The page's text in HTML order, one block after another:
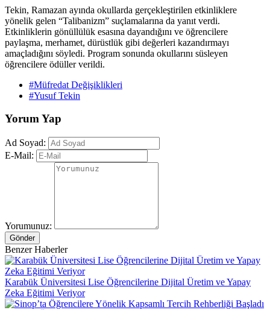
Tekin, Ramazan ayında okullarda gerçekleştirilen etkinliklere
yönelik gelen “Talibanizm” suçlamalarına da yanıt verdi.
Etkinliklerin gönüllülük esasına dayandığını ve öğrencilere
paylaşma, merhamet, dürüstlük gibi değerleri kazandırmayı
amaçladığını söyledi. Program sonunda okullarını süsleyen
öğrencilere ödüller verildi.
#Müfredat Değişiklikleri
#Yusuf Tekin
Yorum Yap
Ad Soyad:
E-Mail:
Yorumunuz:
Gönder
Benzer Haberler
Karabük Üniversitesi Lise Öğrencilerine Dijital Üretim ve Yapay
Zeka Eğitimi Veriyor